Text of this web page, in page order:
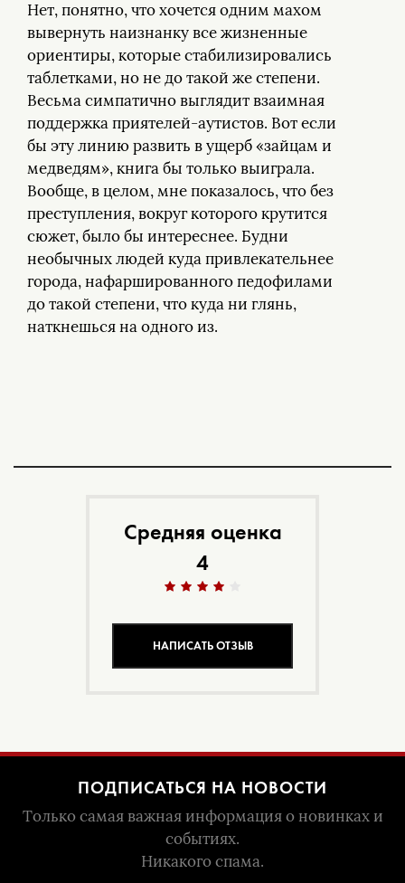
Нет, понятно, что хочется одним махом
вывернуть наизнанку все жизненные
ориентиры, которые стабилизировались
таблетками, но не до такой же степени.
Весьма симпатично выглядит взаимная
поддержка приятелей-аутистов. Вот если
бы эту линию развить в ущерб «зайцам и
медведям», книга бы только выиграла.
Вообще, в целом, мне показалось, что без
преступления, вокруг которого крутится
сюжет, было бы интереснее. Будни
необычных людей куда привлекательнее
города, нафаршированного педофилами
до такой степени, что куда ни глянь,
наткнешься на одного из.
Средняя оценка
4
НАПИСАТЬ ОТЗЫВ
ПОДПИСАТЬСЯ НА НОВОСТИ
Только самая важная информация о новинках и
событиях.
Никакого спама.